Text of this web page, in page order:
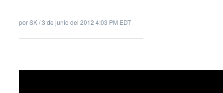
porSK/3 de junio del 2012 4:03 PM EDT